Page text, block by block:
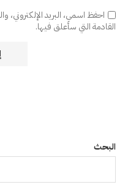
احفظ اسمي، البريد الإلكتروني،
القادمة التي سأعلق فيها.
البحث